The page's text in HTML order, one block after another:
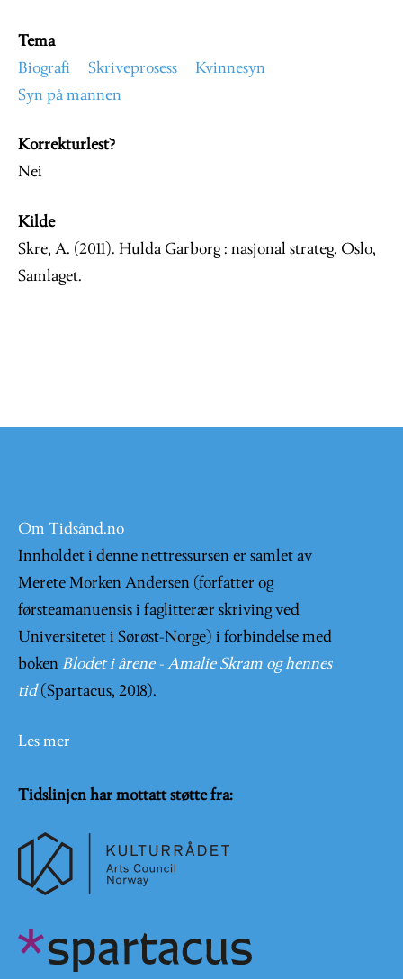
Tema
Biografi
Skriveprosess
Kvinnesyn
Syn på mannen
Korrekturlest?
Nei
Kilde
Skre, A. (2011). Hulda Garborg : nasjonal strateg. Oslo,
Samlaget.
Om Tidsånd.no
Innholdet i denne nettressursen er samlet av
Merete Morken Andersen (forfatter og
førsteamanuensis i faglitterær skriving ved
Universitetet i Sørøst-Norge) i forbindelse med
boken Blodet i årene - Amalie Skram og hennes
tid (Spartacus, 2018).
Les mer
Tidslinjen har mottatt støtte fra: